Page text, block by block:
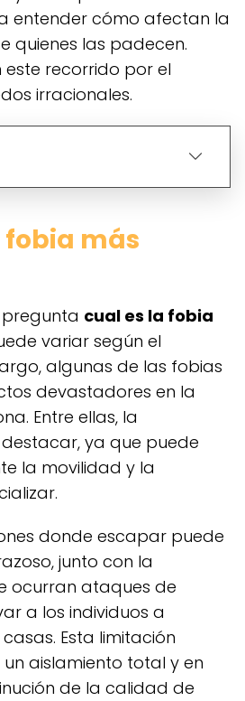
entender cómo afectan la
quienes las padecen.
recorrido por el
irracionales.
fobia más
cual es la fobia
variar según el
algunas de las fobias
devastadores en la
Entre ellas, la
ya que puede
la movilidad y la
donde escapar puede
junto con la
ocurran ataques de
a los individuos a
Esta limitación
aislamiento total y en
de la calidad de